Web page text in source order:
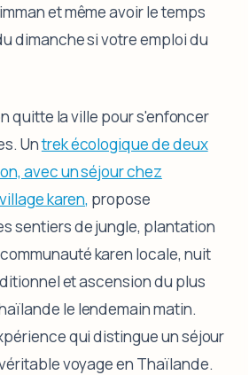
et même avoir le temps
dimanche si votre emploi du
quitte la ville pour s'enfoncer
Untrek écologique de deux
avec un séjour chez
karen, propose
sentiers de jungle, plantation
karen locale, nuit
et ascension du plus
le lendemain matin.
qui distingue un séjour
voyage en Thaïlande.